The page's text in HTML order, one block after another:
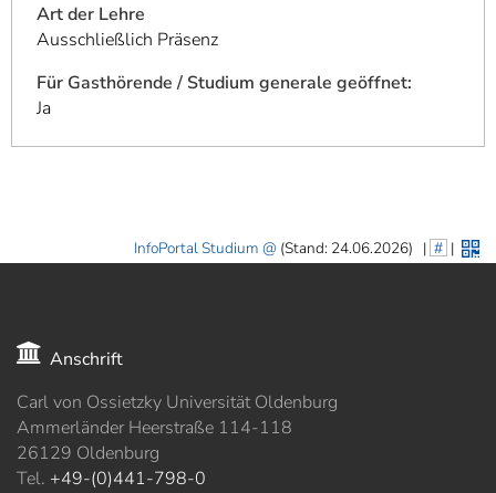
Art der Lehre
Ausschließlich Präsenz
Für Gasthörende / Studium generale geöffnet:
Ja
InfoPortal Studium (Stand: 24.06.2026) | # |
Anschrift
Carl von Ossietzky Universität Oldenburg
Ammerländer Heerstraße 114-118
26129 Oldenburg
Tel. +49-(0)441-798-0